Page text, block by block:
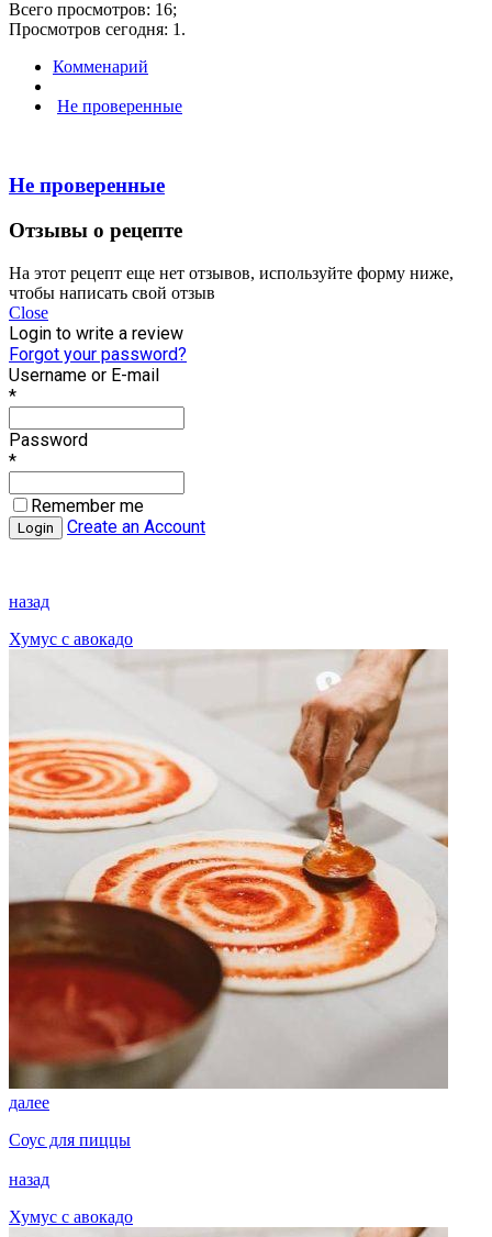
Всего просмотров: 16;
Просмотров сегодня: 1.
Комменарий
Не проверенные
Не проверенные
Отзывы о рецепте
На этот рецепт еще нет отзывов, используйте форму ниже,
чтобы написать свой отзыв
Close
Login to write a review
Forgot your password?
Username or E-mail
*
Password
*
Remember me
Create an Account
назад
Хумус с авокадо
далее
Соус для пиццы
назад
Хумус с авокадо